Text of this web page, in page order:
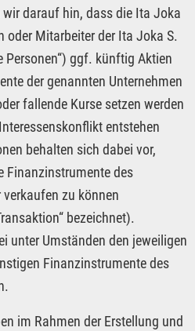
wir darauf hin, dass die Ita Joka
oder Mitarbeiter der Ita Joka S.
Personen“) ggf. künftig Aktien
der genannten Unternehmen
fallende Kurse setzen werden
entstehen
behalten sich dabei vor,
Finanzinstrumente des
zu können
bezeichnet).
unter Umständen den jeweiligen
Finanzinstrumente des
im Rahmen der Erstellung und